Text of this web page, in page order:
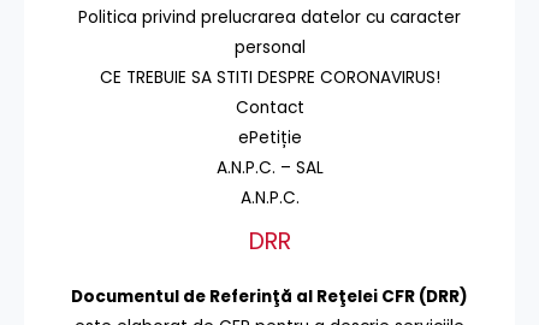
Politica privind prelucrarea datelor cu caracter
personal
CE TREBUIE SA STITI DESPRE CORONAVIRUS!
Contact
ePetiție
A.N.P.C. – SAL
A.N.P.C.
DRR
Documentul de Referinţă al Reţelei CFR (DRR)